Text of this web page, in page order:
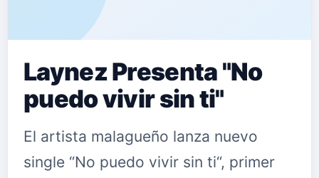
Laynez Presenta "No
puedo vivir sin ti"
El artista malagueño lanza nuevo
single “No puedo vivir sin ti“, primer